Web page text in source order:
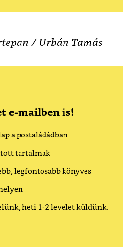
/ Urbán Tamás
e-mailben is!
a postaládádban
tartalmak
legfontosabb könyves
heti 1-2 levelet küldünk.